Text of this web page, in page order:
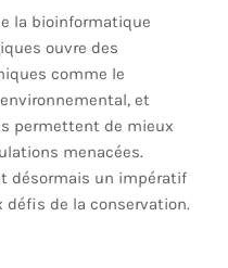
la bioinformatique
ouvre des
comme le
et
permettent de mieux
menacées.
désormais un impératif
de la conservation.